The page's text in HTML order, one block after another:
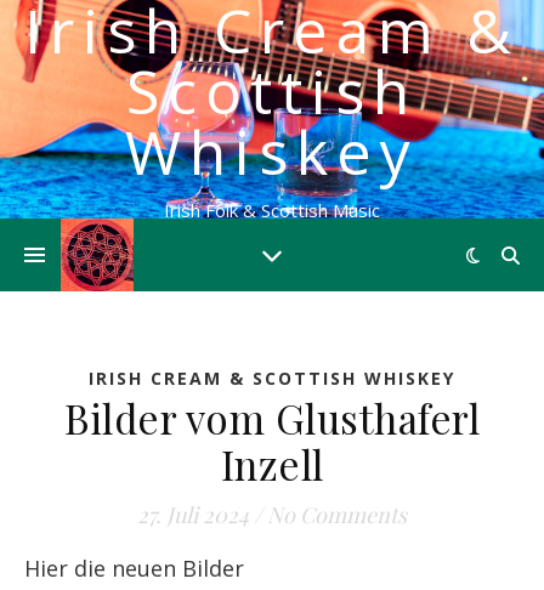
Irish Cream &
Scottish
Whiskey
Irish Folk & Scottish Music
IRISH CREAM & SCOTTISH WHISKEY
Bilder vom Glusthaferl
Inzell
27. Juli 2024
No Comments
Hier die neuen Bilder